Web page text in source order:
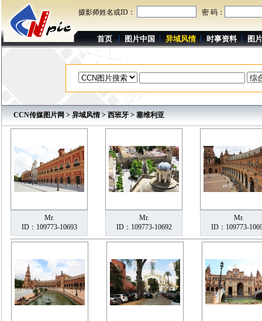
摄影师姓名或ID： 密 码：
首页 图片中国 异域风情 时事资料 图
CCN传媒图片网 > 异域风情> 西班牙 > 塞维利亚
Mr.
ID：109773-10693
Mr.
ID：109773-10692
Mr.
ID：109773-